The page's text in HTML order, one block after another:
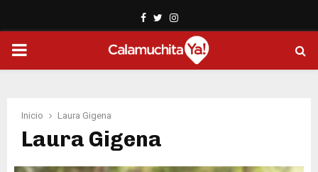
Facebook
TwitterInstagram
PRIMARY
Inicio Laura Gigena
Laura Gigena